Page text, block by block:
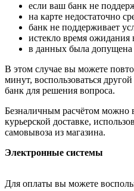
если ваш банк не
на карте недостаточно
банк не поддерживает
истекло время ожидания
в данных была
В этом случае вы можете
минут, воспользоваться
банк для решения вопроса.
Безналичным расчётом можно
курьерской доставке,
самовывоза из магазина.
Электронные системы
Для оплаты вы можете